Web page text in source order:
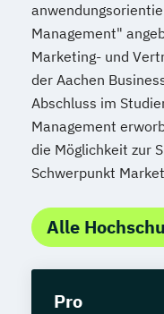
Management"
Marketing- und
der Aachen
Abschluss im
Management
die Möglichkeit zur
Schwerpunkt
Alle
Pro